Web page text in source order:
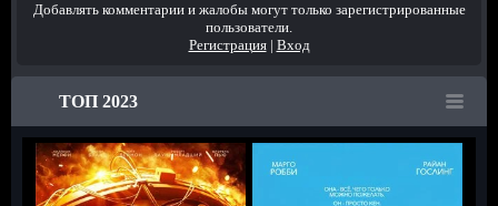
Добавлять комментарии и жалобы могут только зарегистрированные
пользователи.
Регистрация| Вход
ТОП 2023